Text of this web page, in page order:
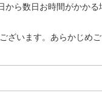
ら数日お時間がかかる
ざいます。あらかじめご